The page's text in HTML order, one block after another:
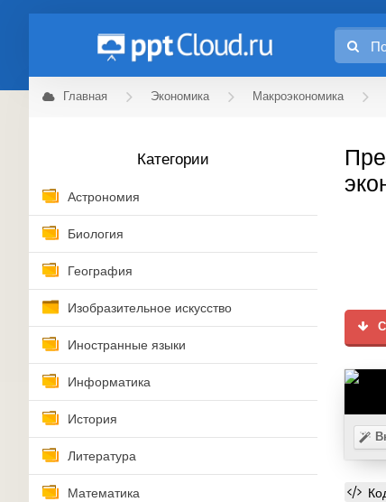
Главная Экономика Макроэкономика
Категории
Астрономия
Биология
География
Изобразительное искусство
Иностранные языки
Информатика
История
Литература
Математика